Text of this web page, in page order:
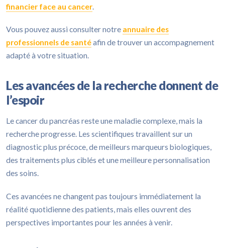
financier face au cancer.
Vous pouvez aussi consulter notre annuaire des
professionnels de santéafin de trouver un accompagnement
adapté à votre situation.
Les avancées de la recherche donnent de
l’espoir
Le cancer du pancréas reste une maladie complexe, mais la
recherche progresse. Les scientifiques travaillent sur un
diagnostic plus précoce, de meilleurs marqueurs biologiques,
des traitements plus ciblés et une meilleure personnalisation
des soins.
Ces avancées ne changent pas toujours immédiatement la
réalité quotidienne des patients, mais elles ouvrent des
perspectives importantes pour les années à venir.